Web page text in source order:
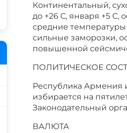
Континентальный,
до +26 С, января +5 С,
средние температуры
сильные заморозки,
повышенной
ПОЛИТИЧЕСКОЕ
Республика Армения
избирается на
Законодательный
ВАЛЮТА